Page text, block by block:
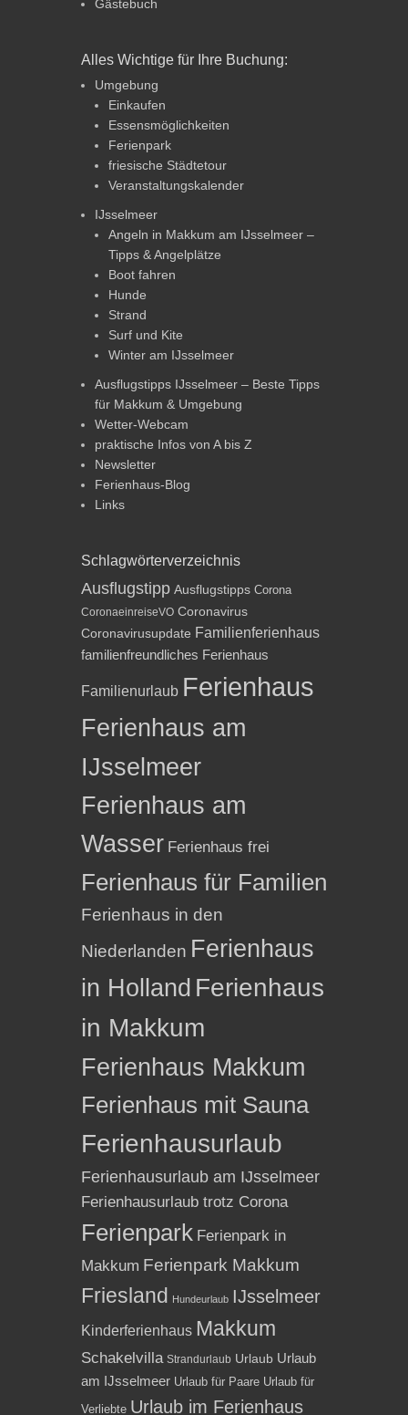
Gästebuch
Alles Wichtige für Ihre Buchung:
Umgebung
Einkaufen
Essensmöglichkeiten
Ferienpark
friesische Städtetour
Veranstaltungskalender
IJsselmeer
Angeln in Makkum am IJsselmeer –
Tipps & Angelplätze
Boot fahren
Hunde
Strand
Surf und Kite
Winter am IJsselmeer
Ausflugstipps IJsselmeer – Beste Tipps
für Makkum & Umgebung
Wetter-Webcam
praktische Infos von A bis Z
Newsletter
Ferienhaus-Blog
Links
Schlagwörterverzeichnis
Ausflugstipp Ausflugstipps Corona
CoronaeinreiseVO Coronavirus
Coronavirusupdate Familienferienhaus
familienfreundliches Ferienhaus
Familienurlaub Ferienhaus
Ferienhaus am
IJsselmeer
Ferienhaus am
Wasser Ferienhaus frei
Ferienhaus für Familien
Ferienhaus in den
Niederlanden Ferienhaus
in Holland Ferienhaus
in Makkum
Ferienhaus Makkum
Ferienhaus mit Sauna
Ferienhausurlaub
Ferienhausurlaub am IJsselmeer
Ferienhausurlaub trotz Corona
Ferienpark Ferienpark in
Makkum Ferienpark Makkum
Friesland Hundeurlaub IJsselmeer
Kinderferienhaus Makkum
Schakelvilla Strandurlaub Urlaub Urlaub
am IJsselmeer Urlaub für Paare Urlaub für
Verliebte Urlaub im Ferienhaus